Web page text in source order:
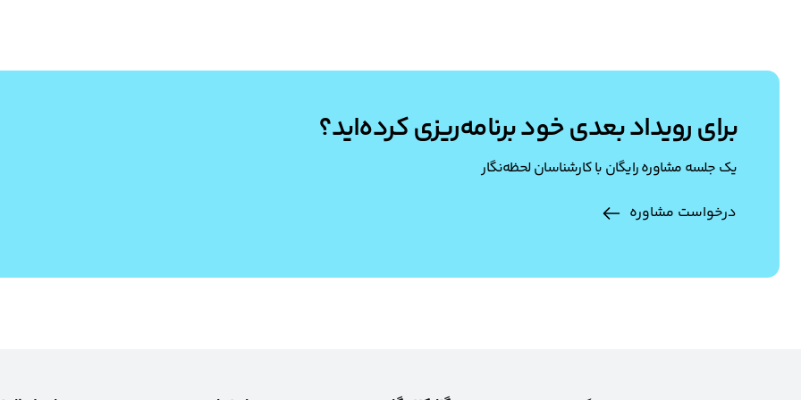
برای رویداد بعدی خود برنامه‌ریزی کرده‌اید؟
یک جلسه مشاوره رایگان با کارشناسان لحظه‌نگار
درخواست مشاوره